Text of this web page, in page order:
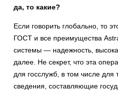
да, то какие?
Если говорить глобально, то
ГОСТ и все преимущества
системы — надежность,
далее. Не секрет, что эта
для госслужб, в том числе
сведения, составляющие